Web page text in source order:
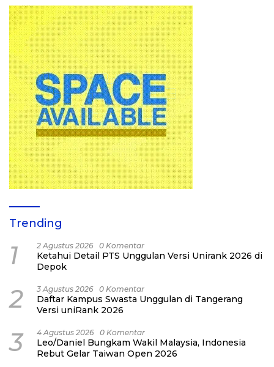
Trending
1 2 Agustus 2026 0 Komentar
Ketahui Detail PTS Unggulan Versi Unirank 2026 di
Depok
2 3 Agustus 2026 0 Komentar
Daftar Kampus Swasta Unggulan di Tangerang
Versi uniRank 2026
3 4 Agustus 2026 0 Komentar
Leo/Daniel Bungkam Wakil Malaysia, Indonesia
Rebut Gelar Taiwan Open 2026